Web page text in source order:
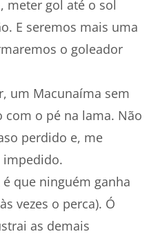
meter gol até o sol
E seremos mais uma
o goleador
um Macunaíma sem
com o pé na lama. Não
perdido e, me
impedido.
que ninguém ganha
vezes o perca). Ó
as demais